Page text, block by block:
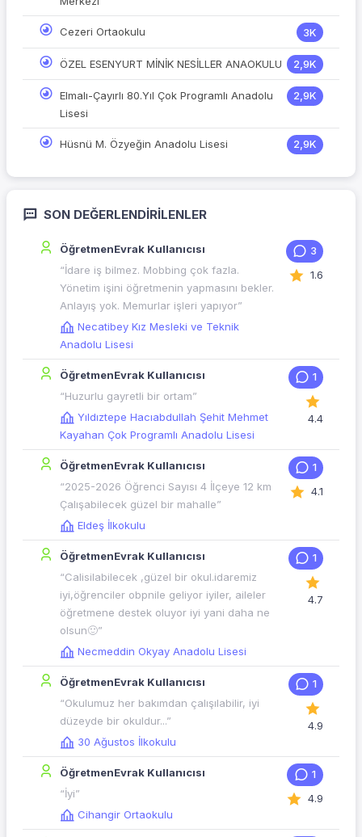
Cezeri Ortaokulu 3K
ÖZEL ESENYURT MİNİK NESİLLER ANAOKULU 2,9K
Elmalı-Çayırlı 80.Yıl Çok Programlı Anadolu
Lisesi
2,9K
Hüsnü M. Özyeğin Anadolu Lisesi 2,9K
SON DEĞERLENDIRILENLER
ÖğretmenEvrak Kullanıcısı
“İdare iş bilmez. Mobbing çok fazla.
Yönetim işini öğretmenin yapmasını bekler.
Anlayış yok. Memurlar işleri yapıyor”
Necatibey Kız Mesleki ve Teknik
Anadolu Lisesi
3
1.6
ÖğretmenEvrak Kullanıcısı
“Huzurlu gayretli bir ortam”
Yıldıztepe Hacıabdullah Şehit Mehmet
Kayahan Çok Programlı Anadolu Lisesi
1
4.4
ÖğretmenEvrak Kullanıcısı
“2025-2026 Öğrenci Sayısı 4 İlçeye 12 km
Çalışabilecek güzel bir mahalle”
Eldeş İlkokulu
1
4.1
ÖğretmenEvrak Kullanıcısı
“Calisilabilecek ,güzel bir okul.idaremiz
iyi,öğrenciler obpnile geliyor iyiler, aileler
öğretmene destek oluyor iyi yani daha ne
olsun🙂”
Necmeddin Okyay Anadolu Lisesi
1
4.7
ÖğretmenEvrak Kullanıcısı
“Okulumuz her bakımdan çalışılabilir, iyi
düzeyde bir okuldur...”
30 Ağustos İlkokulu
1
4.9
ÖğretmenEvrak Kullanıcısı
“İyi”
Cihangir Ortaokulu
1
4.9